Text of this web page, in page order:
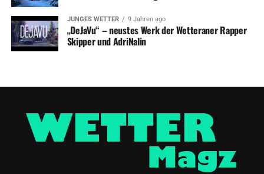
JUNGES WETTER 9 Jahren ago
„DeJaVu“ – neustes Werk der Wetteraner Rapper
Skipper und AdriNalin